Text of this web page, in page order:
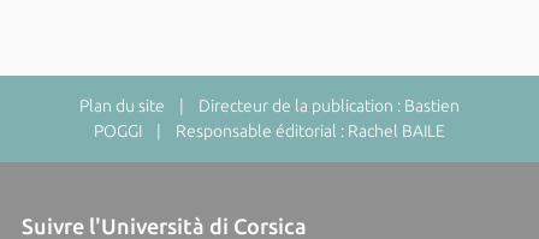
Plan du site | Directeur de la publication : Bastien
POGGI | Responsable éditorial : Rachel BAILE
Suivre l'Università di Corsica